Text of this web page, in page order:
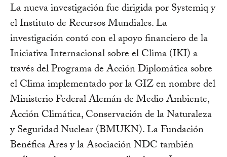
La nueva investigación fue dirigida por Systemiq y
el Instituto de Recursos Mundiales. La
investigación contó con el apoyo financiero de la
Iniciativa Internacional sobre el Clima (IKI) a
través del Programa de Acción Diplomática sobre
el Clima implementado por la GIZ en nombre del
Ministerio Federal Alemán de Medio Ambiente,
Acción Climática, Conservación de la Naturaleza
y Seguridad Nuclear (BMUKN). La Fundación
Benéfica Ares y la Asociación NDC también